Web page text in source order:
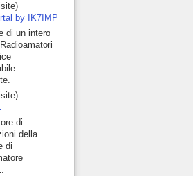
by IK7IMP
di un intero
di
della
di